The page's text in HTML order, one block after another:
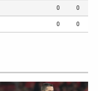
0 0
0 0